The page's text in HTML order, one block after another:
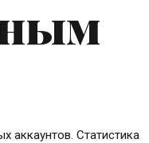
аккаунтов. Статистика